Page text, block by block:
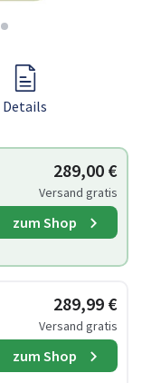
Details
289,00 €
Versand gratis
zum Shop
289,99 €
Versand gratis
zum Shop